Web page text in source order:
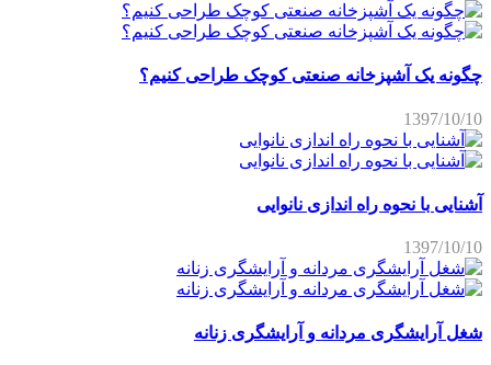
چگونه یک آشپزخانه صنعتی کوچک طراحی کنیم؟
1397/10/10
آشنایی با نحوه راه اندازی نانوایی
1397/10/10
شغل آرایشگری مردانه و آرایشگری زنانه